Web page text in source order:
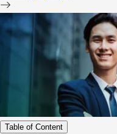
Table of Content